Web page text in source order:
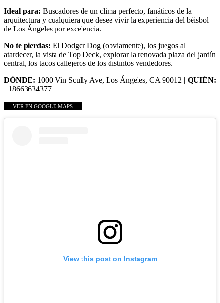
Ideal para: Buscadores de un clima perfecto, fanáticos de la
arquitectura y cualquiera que desee vivir la experiencia del béisbol
de Los Ángeles por excelencia.
No te pierdas: El Dodger Dog (obviamente), los juegos al
atardecer, la vista de Top Deck, explorar la renovada plaza del jardín
central, los tacos callejeros de los distintos vendedores.
DÓNDE: 1000 Vin Scully Ave, Los Ángeles, CA 90012 | QUIÉN:
+18663634377
VER EN GOOGLE MAPS
View this post on Instagram